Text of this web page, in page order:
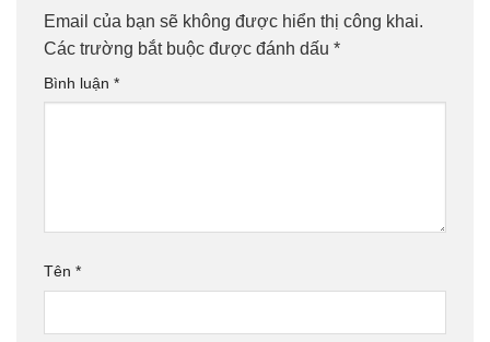
Email của bạn sẽ không được hiển thị công khai.
Các trường bắt buộc được đánh dấu *
Bình luận *
Tên *